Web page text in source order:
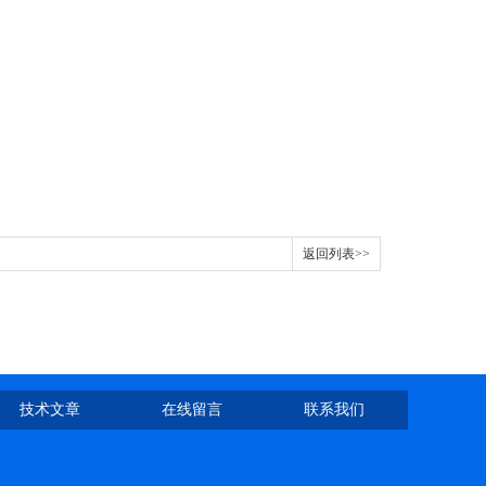
返回列表>>
技术文章 在线留言 联系我们